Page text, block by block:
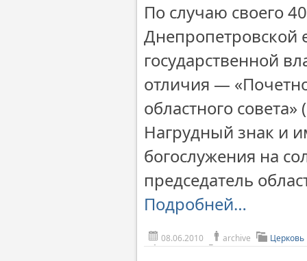
По случаю своего
Днепропетровской
государственной
отличия —
областного
Нагрудный знак и
богослужения на
председатель
Подробней…
08.06.2010 archive Церковь